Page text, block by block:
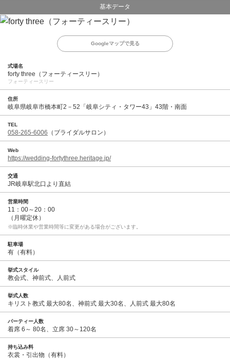
基本データ
Googleマップで見る
式場名
forty three（フォーティースリー）
フォーティースリー
住所
岐阜県岐阜市橋本町2－52「岐阜シティ・タワー43」43階・南面
TEL
058-265-6006 （ブライダルサロン）
Web
https://wedding-fortythree.heritage.jp/
交通
JR岐阜駅北口より直結
営業時間
11：00～20：00
（月曜定休）
※臨時休業や営業時間等に変更がある場合がございます。
駐車場
有（有料）
挙式スタイル
教会式、神前式、人前式
挙式人数
キリスト教式 最大80名、神前式 最大30名、人前式 最大80名
パーティー人数
着席 6～ 80名、立席 30～120名
持ち込み料
衣裳・引出物（有料）